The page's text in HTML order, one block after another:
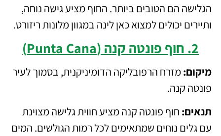
הגלישה הם הטובים ביותר. החוף מציע גישה נוחה,
ותיירים יכולים למצוא כאן לינה במגוון מלונות ריזורט.
2. חוף פונטה קנה (Punta Cana)
מיקום:מזרח הרפובליקה הדומיניקנית, בסמוך לעיר
פונטה קנה.
תנאים: חוף פונטה קנה מציע חווית גלישה מצוינת
עם גלים נוחים שמתאימים לכל רמות הגולשים. המים